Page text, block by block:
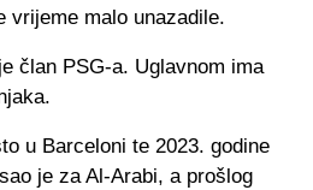
vrijeme malo unazadile.
član PSG-a. Uglavnom ima
u Barceloni te 2023. godine
je za Al-Arabi, a prošlog